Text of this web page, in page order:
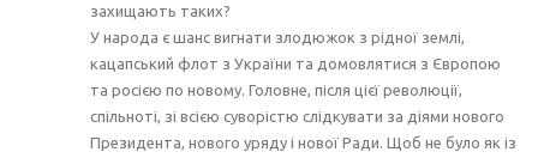
захищають таких?
У народа є шанс вигнати злодюжок з рідної землі,
кацапський флот з України та домовлятися з Європою
та росією по новому. Головне, після цієї революції,
спільноті, зі всією суворістю слідкувати за діями нового
Президента, нового уряду і нової Ради. Щоб не було як із